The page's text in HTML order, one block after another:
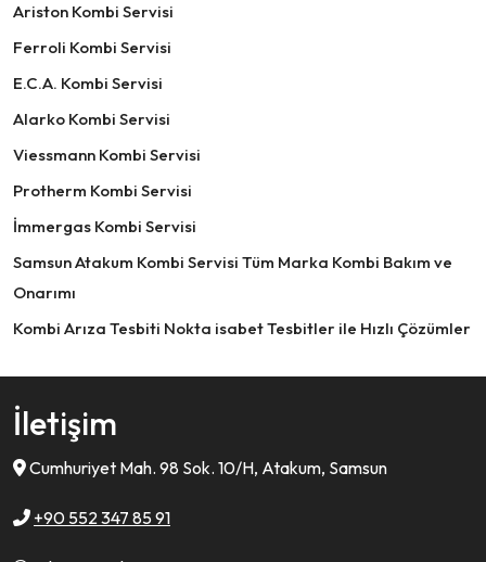
Ariston Kombi Servisi
Ferroli Kombi Servisi
E.C.A. Kombi Servisi
Alarko Kombi Servisi
Viessmann Kombi Servisi
Protherm Kombi Servisi
İmmergas Kombi Servisi
Samsun Atakum Kombi Servisi Tüm Marka Kombi Bakım ve
Onarımı
Kombi Arıza Tesbiti Nokta isabet Tesbitler ile Hızlı Çözümler
İletişim
Cumhuriyet Mah. 98 Sok. 10/H, Atakum, Samsun
+90 552 347 85 91